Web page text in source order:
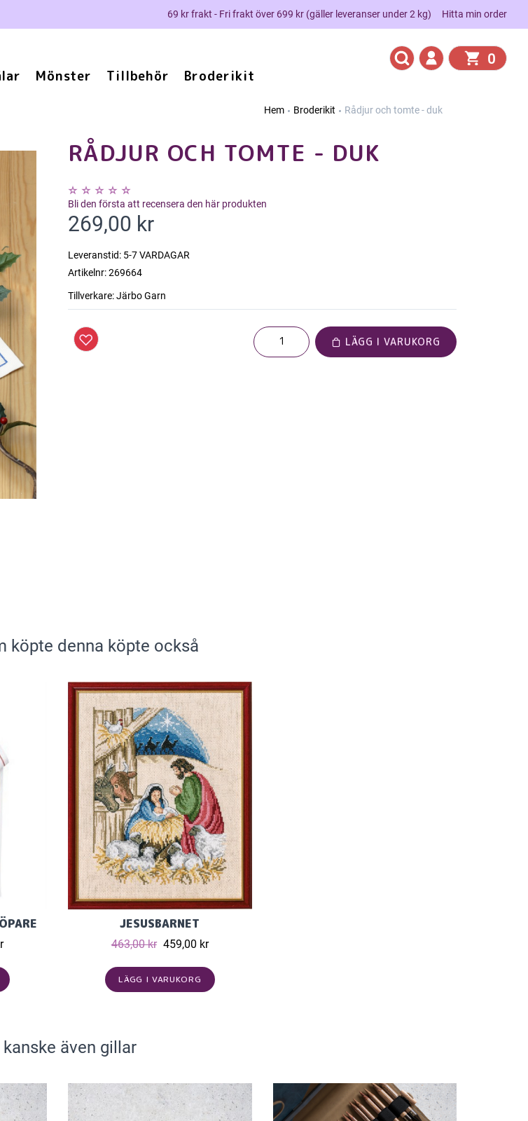
69 kr frakt - Fri frakt över 699 kr (gäller leveranser under 2 kg) Hitta min order
Mönster Tillbehör Broderikit
0
Hem Broderikit Rådjur och tomte - duk
RÅDJUR OCH TOMTE - DUK
Bli den första att recensera den här produkten
269,00 kr
Leveranstid: 5-7 VARDAGAR
Artikelnr:269664
Tillverkare:Järbo Garn
LÄGG I VARUKORG
köpte denna köpte också
JESUSBARNET
463,00 kr 459,00 kr
LÄGG I VARUKORG
kanske även gillar